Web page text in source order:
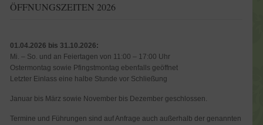
ÖFFNUNGSZEITEN 2026
01.04.2026 bis 31.10.2026:
Mi. – So. und an Feiertagen von 11:00 – 17:00 Uhr
Ostermontag sowie Pfingstmontag ebenfalls geöffnet
Letzter Einlass eine halbe Stunde vor Schließung
Januar bis März sowie November bis Dezember geschlossen.
Termine und Führungen sind auf Anfrage auch außerhalb der genannten